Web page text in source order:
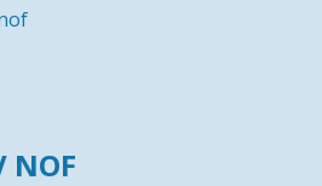
NOF